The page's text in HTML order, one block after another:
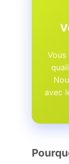
Vous
avec